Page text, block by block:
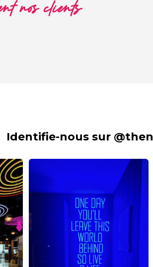
nos clients
Identifie-nous sur